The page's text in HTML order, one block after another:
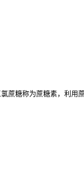
蔗糖称为蔗糖素，利用